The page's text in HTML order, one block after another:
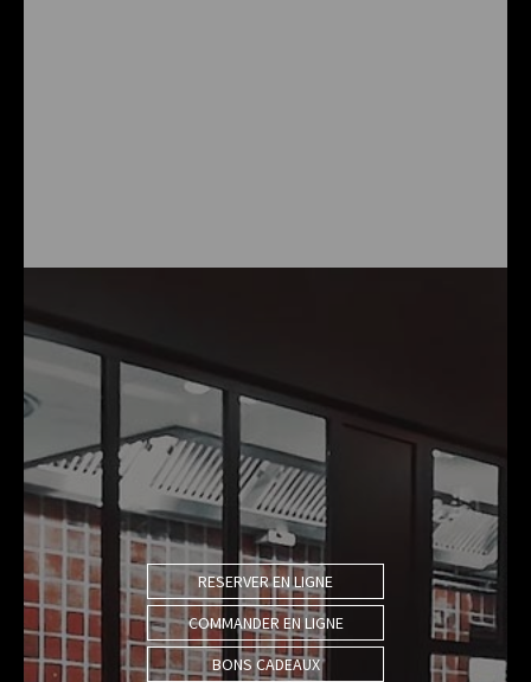
RESERVER EN LIGNE
COMMANDER EN LIGNE
BONS CADEAUX